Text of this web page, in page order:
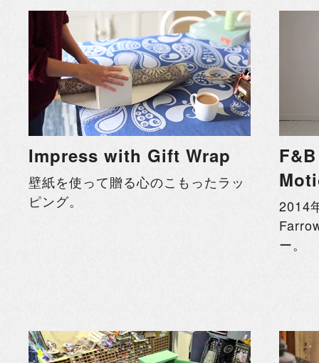
Impress with Gift Wrap
壁紙を使って贈る心のこもったラッ
ピング。
2014
ー。